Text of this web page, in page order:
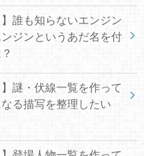
】誰も知らないエンジン
ジンというあだ名を付
】謎・伏線一覧を作って
る描写を整理したい